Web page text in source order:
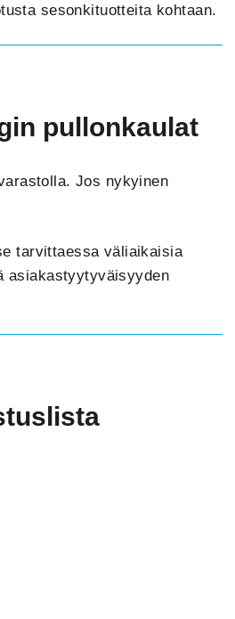
sesonkituotteita kohtaan.
pullonkaulat
Jos nykyinen
tarvittaessa väliaikaisia
asiakastyytyväisyyden